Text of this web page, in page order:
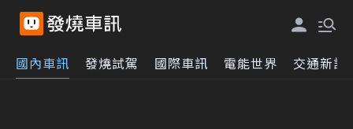
國內車訊 發燒試駕 國際車訊 電能世界 交通新訊